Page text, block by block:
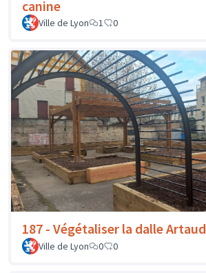
canine
Ville de Lyon 1 0
187 - Végétaliser la dalle Artaud
Ville de Lyon
0 0